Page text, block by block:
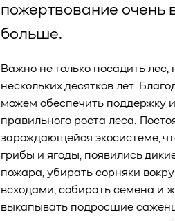
пожертвование
больше.
Важно не только посадить лес,
нескольких десятков лет.
можем обеспечить поддержку
правильного роста леса.
зарождающейся экосистеме,
грибы и ягоды, появились
пожара, убирать сорняки
всходами, собирать семена и
выкапывать подросшие